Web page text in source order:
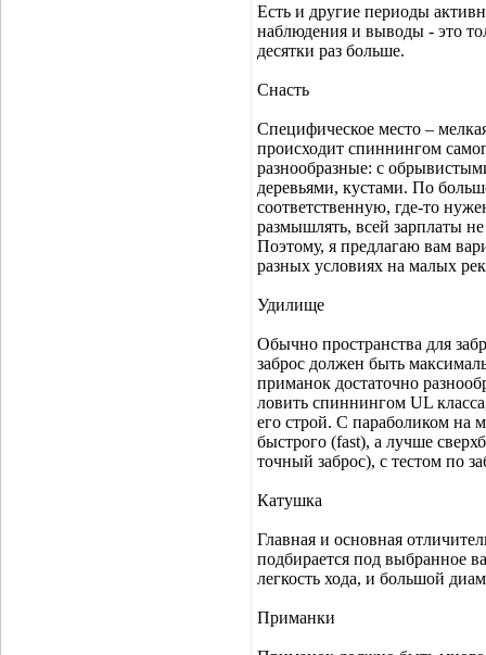
Есть и другие периоды
наблюдения и выводы - это
десятки раз больше.
Снасть
Специфическое место –
происходит спиннингом
разнообразные: с
деревьями, кустами. По
соответственную, где-то
размышлять, всей зарплаты
Поэтому, я предлагаю вам
разных условиях на малых
Удилище
Обычно пространства для
заброс должен быть
приманок достаточно
ловить спиннингом UL
его строй. С параболиком на
быстрого (fast), а лучше
точный заброс), с тестом по
Катушка
Главная и основная
подбирается под выбранное
легкость хода, и большой
Приманки